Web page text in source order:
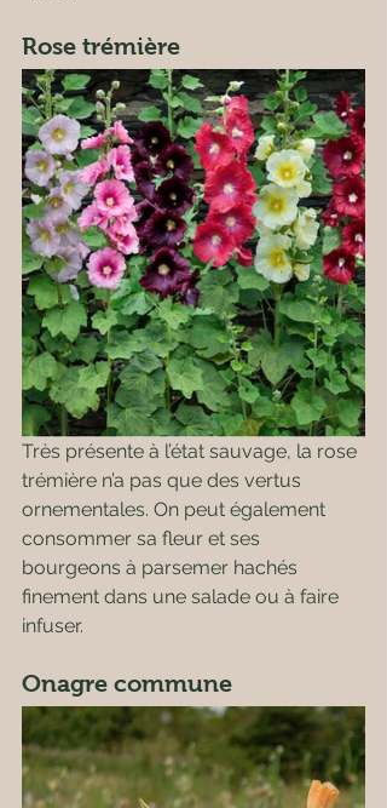
Rose trémière
Très présente à l’état sauvage, la rose
trémière n’a pas que des vertus
ornementales. On peut également
consommer sa fleur et ses
bourgeons à parsemer hachés
finement dans une salade ou à faire
infuser.
Onagre commune